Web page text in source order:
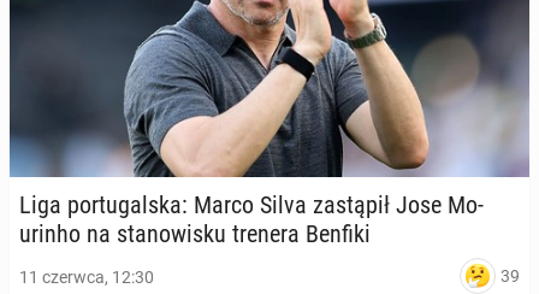
Liga por­tu­gal­ska: Marco Silva za­stą­pił Jose Mo­
urin­ho na sta­no­wi­sku trenera Benfiki
11 czerwca, 12:30 39